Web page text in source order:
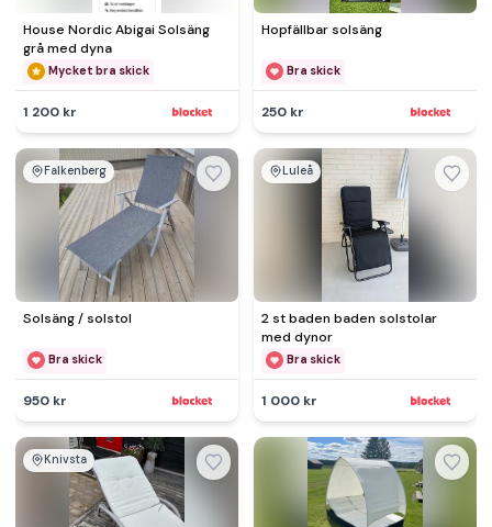
House Nordic Abigai Solsäng
grå med dyna
Mycket bra skick
1 200 kr
Hopfällbar solsäng
Bra skick
250 kr
Falkenberg
Solsäng / solstol
Bra skick
950 kr
Luleå
2 st baden baden solstolar
med dynor
Bra skick
1 000 kr
Knivsta